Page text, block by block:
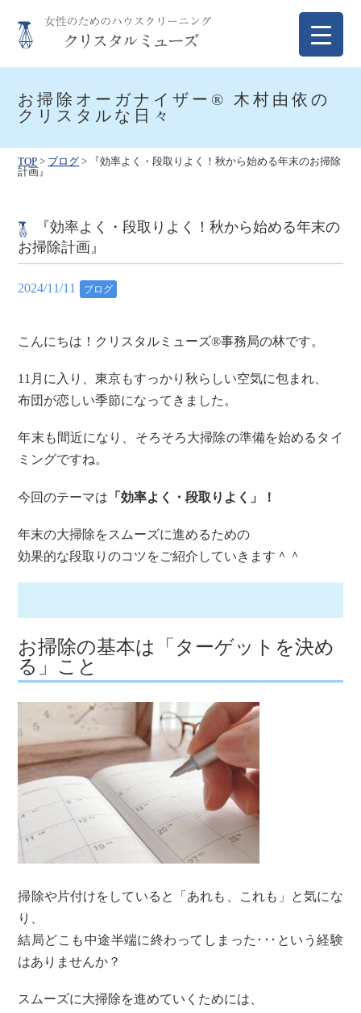
content
お掃除オーガナイザー® 木村由依の
クリスタルな日々
TOP > ブログ >
『効率よく・段取りよく！秋から始める年末のお掃除
計画』
『効率よく・段取りよく！秋から始める年末の
お掃除計画』
2024/11/11 ブログ
こんにちは！クリスタルミューズ®事務局の林です。
11月に入り、東京もすっかり秋らしい空気に包まれ、
布団が恋しい季節になってきました。
年末も間近になり、そろそろ大掃除の準備を始めるタイ
ミングですね。
今回のテーマは 「効率よく・段取りよく」！
年末の大掃除をスムーズに進めるための
効果的な段取りのコツをご紹介していきます＾＾
お掃除の基本は「ターゲットを決め
る」こと
掃除や片付けをしていると「あれも、これも」と気にな
り、
結局どこも中途半端に終わってしまった･･･という経験
はありませんか？
スムーズに大掃除を進めていくためには、